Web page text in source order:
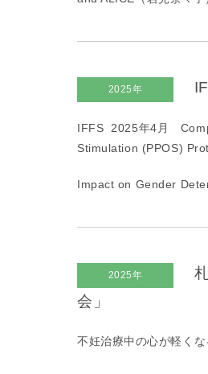
2025年
IFFS 2025年4 月
Stimulation (PPOS)
Impact on Gender
2025年
会」
不妊治療中の心が軽く